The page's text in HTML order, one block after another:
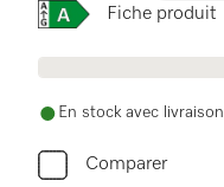
Online Label
Fiche produit
En stock avec
Comparer